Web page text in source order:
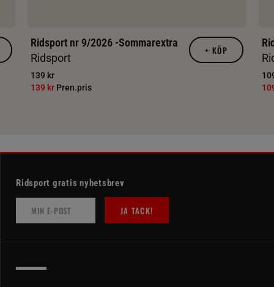
Ridsport nr 9/2026 -Sommarextra
Ridsport
139 kr
139 kr Pren.pris
+ KÖP
Ridsport gratis nyhetsbrev
JA TACK!